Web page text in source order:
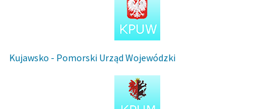
Kujawsko - Pomorski Urząd Wojewódzki